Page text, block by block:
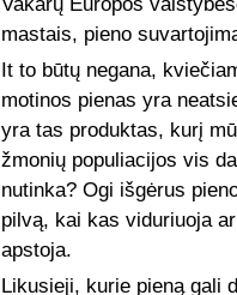
Vakarų Europos
mastais, pieno
It to būtų negana,
motinos pienas yra
yra tas produktas, kurį
žmonių populiacijos vis
nutinka? Ogi išgėrus
pilvą, kai kas viduriuoja
apstoja.
Likusieji, kurie pieną gali